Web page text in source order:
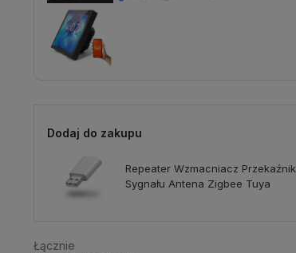
Dodaj do zakupu
Repeater Wzmacniacz Przekaźnik
Sygnału Antena Zigbee Tuya
Łącznie